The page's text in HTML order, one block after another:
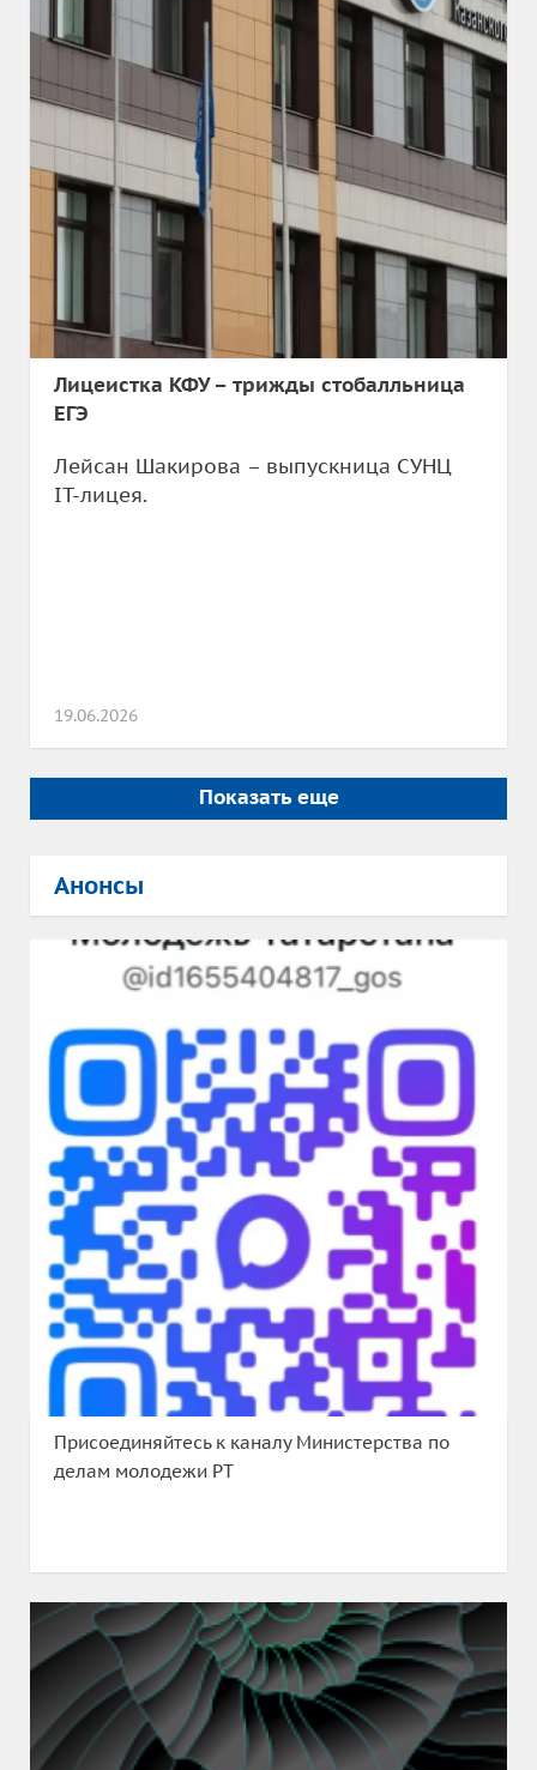
Лицеистка КФУ – трижды стобалльница
ЕГЭ
Лейсан Шакирова – выпускница СУНЦ
IT-лицея.
19.06.2026
Показать еще
Анонсы
Присоединяйтесь к каналу Министерства по
делам молодежи РТ